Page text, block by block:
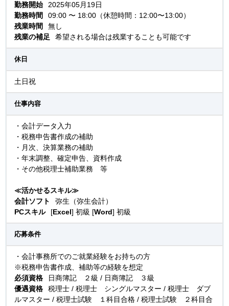
勤務開始
2025年05月19日
勤務時間
09:00 〜 18:00（休憩時間：12:00〜13:00）
残業時間
無し
残業の補足
希望される場合は残業することも可能です
休日
土日祝
仕事内容
・会計データ入力
・税務申告書作成の補助
・月次、決算業務の補助
・年末調整、確定申告、資料作成
・その他税理士補助業務 等
≪活かせるスキル≫
会計ソフト
弥生（弥生会計）
PCスキル
[Excel] 初級 [Word] 初級
応募条件
・会計事務所でのご就業経験をお持ちの方
※税務申告書作成、補助等の経験を想定
必須資格
日商簿記 ２級 / 日商簿記 ３級
優遇資格
税理士 / 税理士 シングルマスター / 税理士 ダブ
ルマスター / 税理士試験 １科目合格 / 税理士試験 ２科目合